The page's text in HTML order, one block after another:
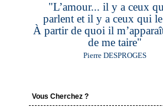
"L’amour... il y a ceux
parlent et il y a ceux qui
À partir de quoi il
de me taire"
Pierre DESPROGES
Vous Cherchez ?